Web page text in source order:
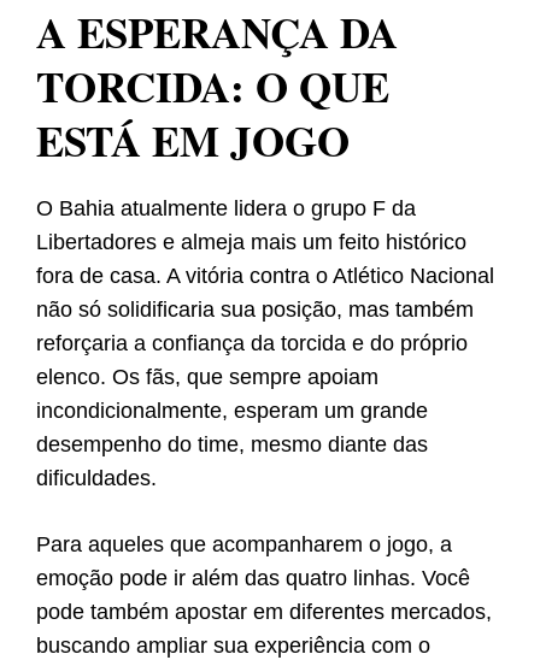
A ESPERANÇA DA
TORCIDA: O QUE
ESTÁ EM JOGO
O Bahia atualmente lidera o grupo F da
Libertadores e almeja mais um feito histórico
fora de casa. A vitória contra o Atlético Nacional
não só solidificaria sua posição, mas também
reforçaria a confiança da torcida e do próprio
elenco. Os fãs, que sempre apoiam
incondicionalmente, esperam um grande
desempenho do time, mesmo diante das
dificuldades.
Para aqueles que acompanharem o jogo, a
emoção pode ir além das quatro linhas. Você
pode também apostar em diferentes mercados,
buscando ampliar sua experiência com o